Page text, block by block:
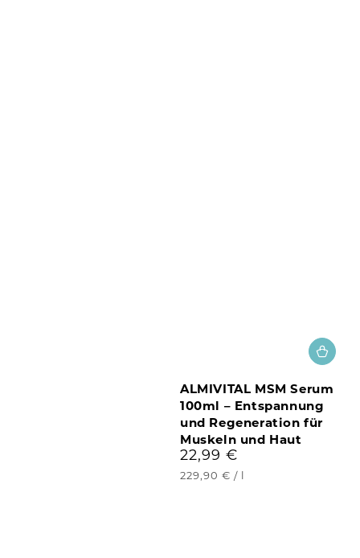
ALMIVITAL MSM Serum
100ml – Entspannung
und Regeneration für
Muskeln und Haut
Regulärer
Preis
22,99 €
Stückpreis
229,90 € /